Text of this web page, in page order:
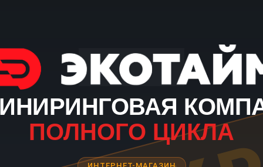
ПОЛНОГО ЦИКЛА
ИНТЕРНЕТ-МАГАЗИН